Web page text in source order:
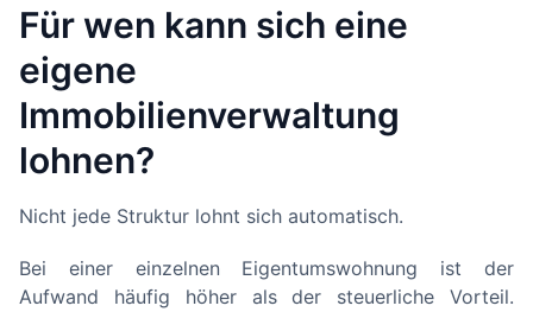
Für wen kann sich eine
eigene
Immobilienverwaltung
lohnen?
Nicht jede Struktur lohnt sich automatisch.
Bei einer einzelnen Eigentumswohnung ist der
Aufwand häufig höher als der steuerliche Vorteil.